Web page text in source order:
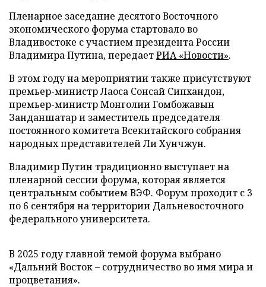
Пленарное заседание десятого Восточного
экономического форума стартовало во
Владивостоке с участием президента России
Владимира Путина, передаетРИА «Новости».
В этом году на мероприятии также присутствуют
премьер-министр Лаоса Сонсай Сипхандон,
премьер-министр Монголии Гомбожавын
Занданшатар и заместитель председателя
постоянного комитета Всекитайского собрания
народных представителей Ли Хунчжун.
Владимир Путин традиционно выступает на
пленарной сессии форума, которая является
центральным событием ВЭФ. Форум проходит с 3
по 6 сентября на территории Дальневосточного
федерального университета.
В 2025 году главной темой форума выбрано
«Дальний Восток – сотрудничество во имя мира и
процветания».